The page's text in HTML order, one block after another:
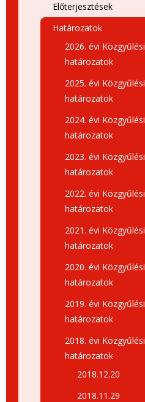
Előterjesztések
Határozatok
2026. évi Közgyűlési
határozatok
2025. évi Közgyűlési
határozatok
2024. évi Közgyűlési
határozatok
2023. évi Közgyűlési
határozatok
2022. évi Közgyűlési
határozatok
2021. évi Közgyűlési
határozatok
2020. évi Közgyűlési
határozatok
2019. évi Közgyűlési
határozatok
2018. évi Közgyűlési
határozatok
2018.12.20
2018.11.29